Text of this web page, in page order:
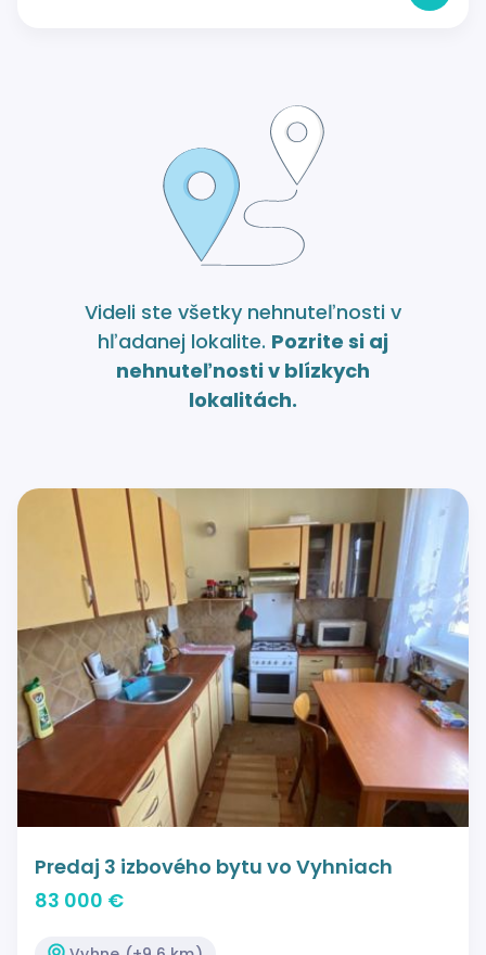
Videli ste všetky nehnuteľnosti v
hľadanej lokalite. Pozrite si aj
nehnuteľnosti v blízkych
lokalitách.
Predaj 3 izbového bytu vo Vyhniach
83 000 €